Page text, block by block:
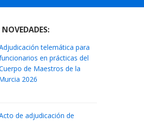
telemática para
en prácticas del
de Maestros de la
2026
de adjudicación de